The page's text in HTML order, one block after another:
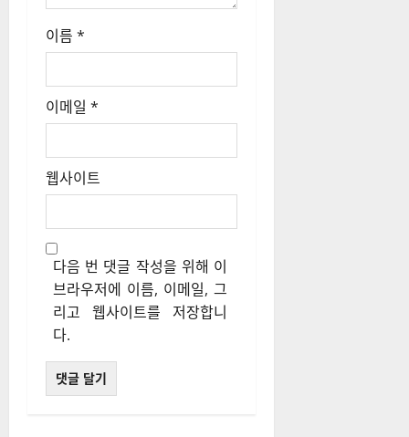
이름 *
이메일 *
웹사이트
다음 번 댓글 작성을 위해 이
브라우저에 이름, 이메일, 그
리고 웹사이트를 저장합니
다.